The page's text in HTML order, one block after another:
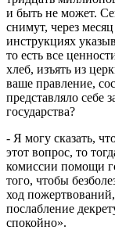
и быть не может.
снимут, через
инструкциях
то есть все
хлеб, изъять из
ваше правление,
представляло себе
государства?
- Я могу сказать,
этот вопрос, то
комиссии помощи
того, чтобы
ход
послабление
спокойно».